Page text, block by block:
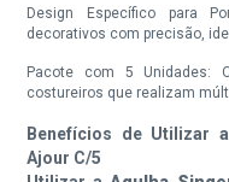
Design Específico para
decorativos com precisão,
Pacote com 5 Unidades:
costureiros que realizam
Benefícios de Utilizar
Ajour C/5